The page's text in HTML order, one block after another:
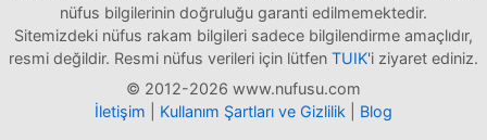
nüfus bilgilerinin doğruluğu garanti edilmemektedir.
Sitemizdeki nüfus rakam bilgileri sadece bilgilendirme amaçlıdır,
resmi değildir. Resmi nüfus verileri için lütfen TUIK'i ziyaret ediniz.
© 2012-2026 www.nufusu.com
İletişim
Kullanım Şartları ve Gizlilik Blog